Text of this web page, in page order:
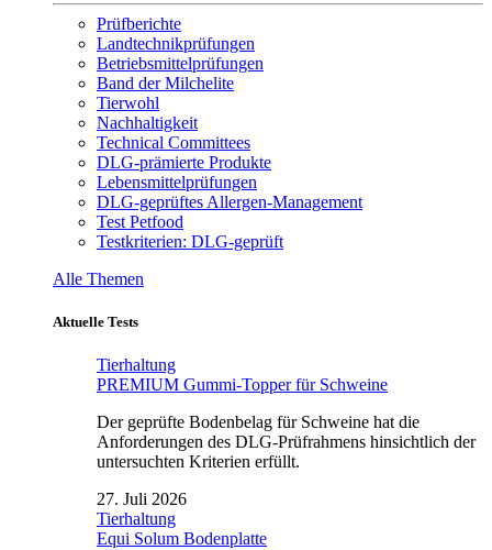
Prüfberichte
Landtechnikprüfungen
Betriebsmittelprüfungen
Band der Milchelite
Tierwohl
Nachhaltigkeit
Technical Committees
DLG-prämierte Produkte
Lebensmittelprüfungen
DLG-geprüftes Allergen-Management
Test Petfood
Testkriterien: DLG-geprüft
Alle Themen
Aktuelle Tests
Tierhaltung
PREMIUM Gummi-Topper für Schweine
Der geprüfte Bodenbelag für Schweine hat die
Anforderungen des DLG-Prüfrahmens hinsichtlich der
untersuchten Kriterien erfüllt.
27. Juli 2026
Tierhaltung
Equi Solum Bodenplatte